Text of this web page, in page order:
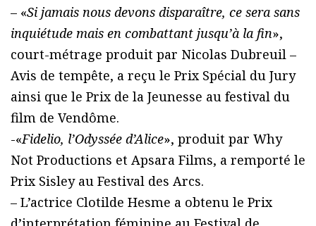
– «Si jamais nous devons disparaître, ce sera sans
inquiétude mais en combattant jusqu’à la fin»,
court-métrage produit par Nicolas Dubreuil –
Avis de tempête, a reçu le Prix Spécial du Jury
ainsi que le Prix de la Jeunesse au festival du
film de Vendôme.
-«Fidelio, l’Odyssée d’Alice», produit par Why
Not Productions et Apsara Films, a remporté le
Prix Sisley au Festival des Arcs.
– L’actrice Clotilde Hesme a obtenu le Prix